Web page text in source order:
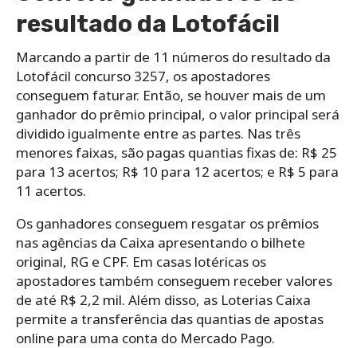
resultado da Lotofácil
Marcando a partir de 11 números do resultado da
Lotofácil concurso 3257, os apostadores
conseguem faturar. Então, se houver mais de um
ganhador do prêmio principal, o valor principal será
dividido igualmente entre as partes. Nas três
menores faixas, são pagas quantias fixas de: R$ 25
para 13 acertos; R$ 10 para 12 acertos; e R$ 5 para
11 acertos.
Os ganhadores conseguem resgatar os prêmios
nas agências da Caixa apresentando o bilhete
original, RG e CPF. Em casas lotéricas os
apostadores também conseguem receber valores
de até R$ 2,2 mil. Além disso, as Loterias Caixa
permite a transferência das quantias de apostas
online para uma conta do Mercado Pago.